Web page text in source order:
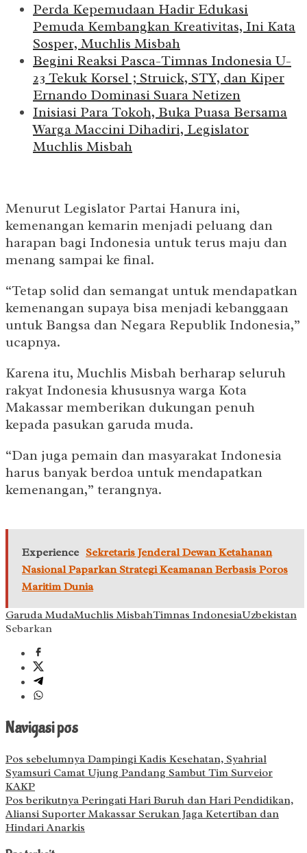
Perda Kepemudaan Hadir Edukasi
Pemuda Kembangkan Kreativitas, Ini Kata
Sosper, Muchlis Misbah
Begini Reaksi Pasca-Timnas Indonesia U-
23 Tekuk Korsel ; Struick, STY, dan Kiper
Ernando Dominasi Suara Netizen
Inisiasi Para Tokoh, Buka Puasa Bersama
Warga Maccini Dihadiri, Legislator
Muchlis Misbah
Menurut Legislator Partai Hanura ini,
kemenangan kemarin menjadi peluang dan
harapan bagi Indonesia untuk terus maju dan
menang sampai ke final.
“Tetap solid dan semangat untuk mendapatkan
kemenangan supaya bisa menjadi kebanggaan
untuk Bangsa dan Negara Republik Indonesia,”
ucapnya.
Karena itu, Muchlis Misbah berharap seluruh
rakyat Indonesia khususnya warga Kota
Makassar memberikan dukungan penuh
kepada pasukan garuda muda.
“Dan juga pemain dan masyarakat Indonesia
harus banyak berdoa untuk mendapatkan
kemenangan,” terangnya.
Experience Sekretaris Jenderal Dewan Ketahanan
Nasional Paparkan Strategi Keamanan Berbasis Poros
Maritim Dunia
Garuda MudaMuchlis MisbahTimnas IndonesiaUzbekistan
Sebarkan
Navigasi pos
Pos sebelumnya Dampingi Kadis Kesehatan, Syahrial
Syamsuri Camat Ujung Pandang Sambut Tim Surveior
KAKP
Pos berikutnya Peringati Hari Buruh dan Hari Pendidikan,
Aliansi Suporter Makassar Serukan Jaga Ketertiban dan
Hindari Anarkis